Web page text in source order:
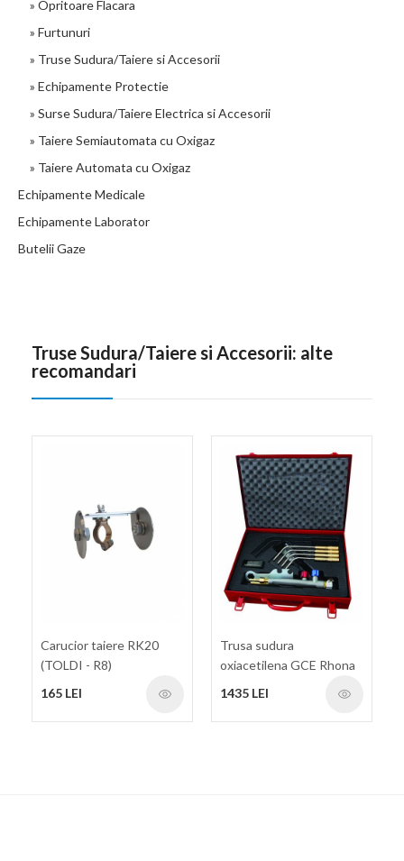
» Opritoare Flacara
» Furtunuri
» Truse Sudura/Taiere si Accesorii
» Echipamente Protectie
» Surse Sudura/Taiere Electrica si Accesorii
» Taiere Semiautomata cu Oxigaz
» Taiere Automata cu Oxigaz
Echipamente Medicale
Echipamente Laborator
Butelii Gaze
Truse Sudura/Taiere si Accesorii: alte
recomandari
Carucior taiere RK20
(TOLDI - R8)
165 LEI
Trusa sudura
oxiacetilena GCE Rhona
RK-20
1435 LEI